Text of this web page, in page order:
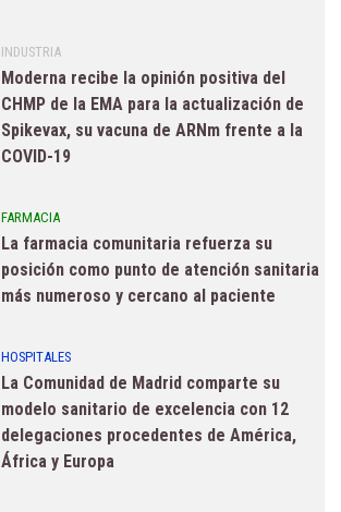
INDUSTRIA
Moderna recibe la opinión positiva del
CHMP de la EMA para la actualización de
Spikevax, su vacuna de ARNm frente a la
COVID-19
FARMACIA
La farmacia comunitaria refuerza su
posición como punto de atención sanitaria
más numeroso y cercano al paciente
HOSPITALES
La Comunidad de Madrid comparte su
modelo sanitario de excelencia con 12
delegaciones procedentes de América,
África y Europa